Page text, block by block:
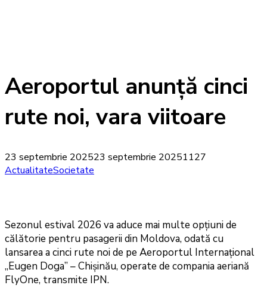
Aeroportul anunță cinci
rute noi, vara viitoare
23 septembrie 202523 septembrie 20251127
ActualitateSocietate
Sezonul estival 2026 va aduce mai multe opțiuni de
călătorie pentru pasagerii din Moldova, odată cu
lansarea a cinci rute noi de pe Aeroportul Internațional
„Eugen Doga” – Chișinău, operate de compania aeriană
FlyOne, transmite IPN.